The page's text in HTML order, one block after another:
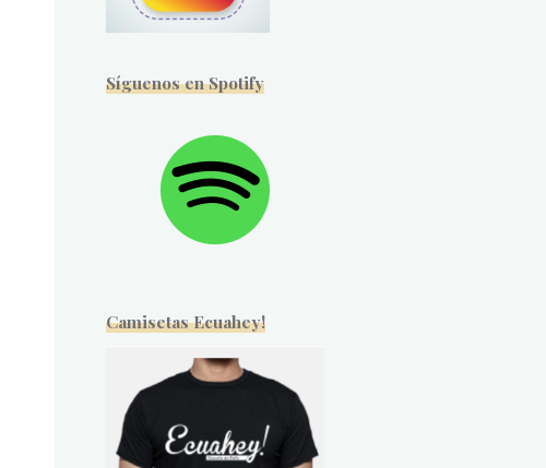
Síguenos en Spotify
Camisetas Ecuahey!